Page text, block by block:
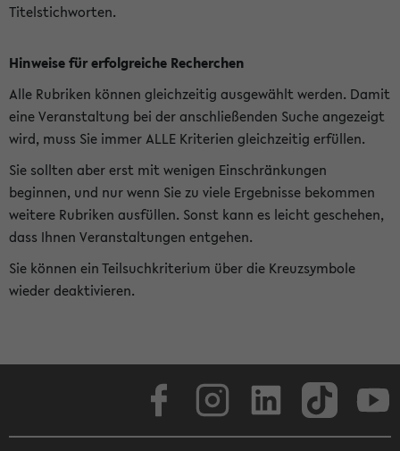
Titelstichworten.
Hinweise für erfolgreiche Recherchen
Alle Rubriken können gleichzeitig ausgewählt werden. Damit
eine Veranstaltung bei der anschließenden Suche angezeigt
wird, muss Sie immer ALLE Kriterien gleichzeitig erfüllen.
Sie sollten aber erst mit wenigen Einschränkungen
beginnen, und nur wenn Sie zu viele Ergebnisse bekommen
weitere Rubriken ausfüllen. Sonst kann es leicht geschehen,
dass Ihnen Veranstaltungen entgehen.
Sie können ein Teilsuchkriterium über die Kreuzsymbole
wieder deaktivieren.